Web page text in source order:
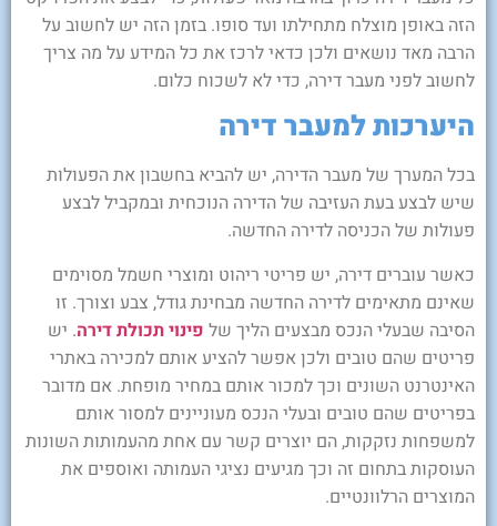
הזה באופן מוצלח מתחילתו ועד סופו. בזמן הזה יש לחשוב על
הרבה מאד נושאים ולכן כדאי לרכז את כל המידע על מה צריך
לחשוב לפני מעבר דירה, כדי לא לשכוח כלום.
היערכות למעבר דירה
בכל המערך של מעבר הדירה, יש להביא בחשבון את הפעולות
שיש לבצע בעת העזיבה של הדירה הנוכחית ובמקביל לבצע
פעולות של הכניסה לדירה החדשה.
כאשר עוברים דירה, יש פריטי ריהוט ומוצרי חשמל מסוימים
שאינם מתאימים לדירה החדשה מבחינת גודל, צבע וצורך. זו
הסיבה שבעלי הנכס מבצעים הליך של פינוי תכולת דירה. יש
פריטים שהם טובים ולכן אפשר להציע אותם למכירה באתרי
האינטרנט השונים וכך למכור אותם במחיר מופחת. אם מדובר
בפריטים שהם טובים ובעלי הנכס מעוניינים למסור אותם
למשפחות נזקקות, הם יוצרים קשר עם אחת מהעמותות השונות
העוסקות בתחום זה וכך מגיעים נציגי העמותה ואוספים את
המוצרים הרלוונטיים.